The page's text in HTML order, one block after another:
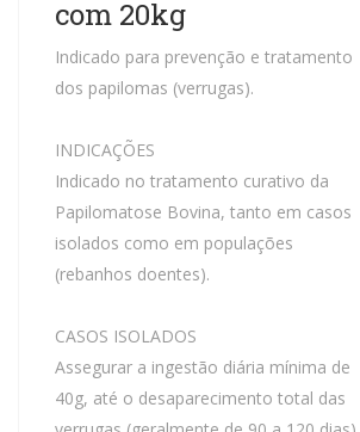
com 20kg
Indicado para prevenção e tratamento
dos papilomas (verrugas).
INDICAÇÕES
Indicado no tratamento curativo da
Papilomatose Bovina, tanto em casos
isolados como em populações
(rebanhos doentes).
CASOS ISOLADOS
Assegurar a ingestão diária mínima de
40g, até o desaparecimento total das